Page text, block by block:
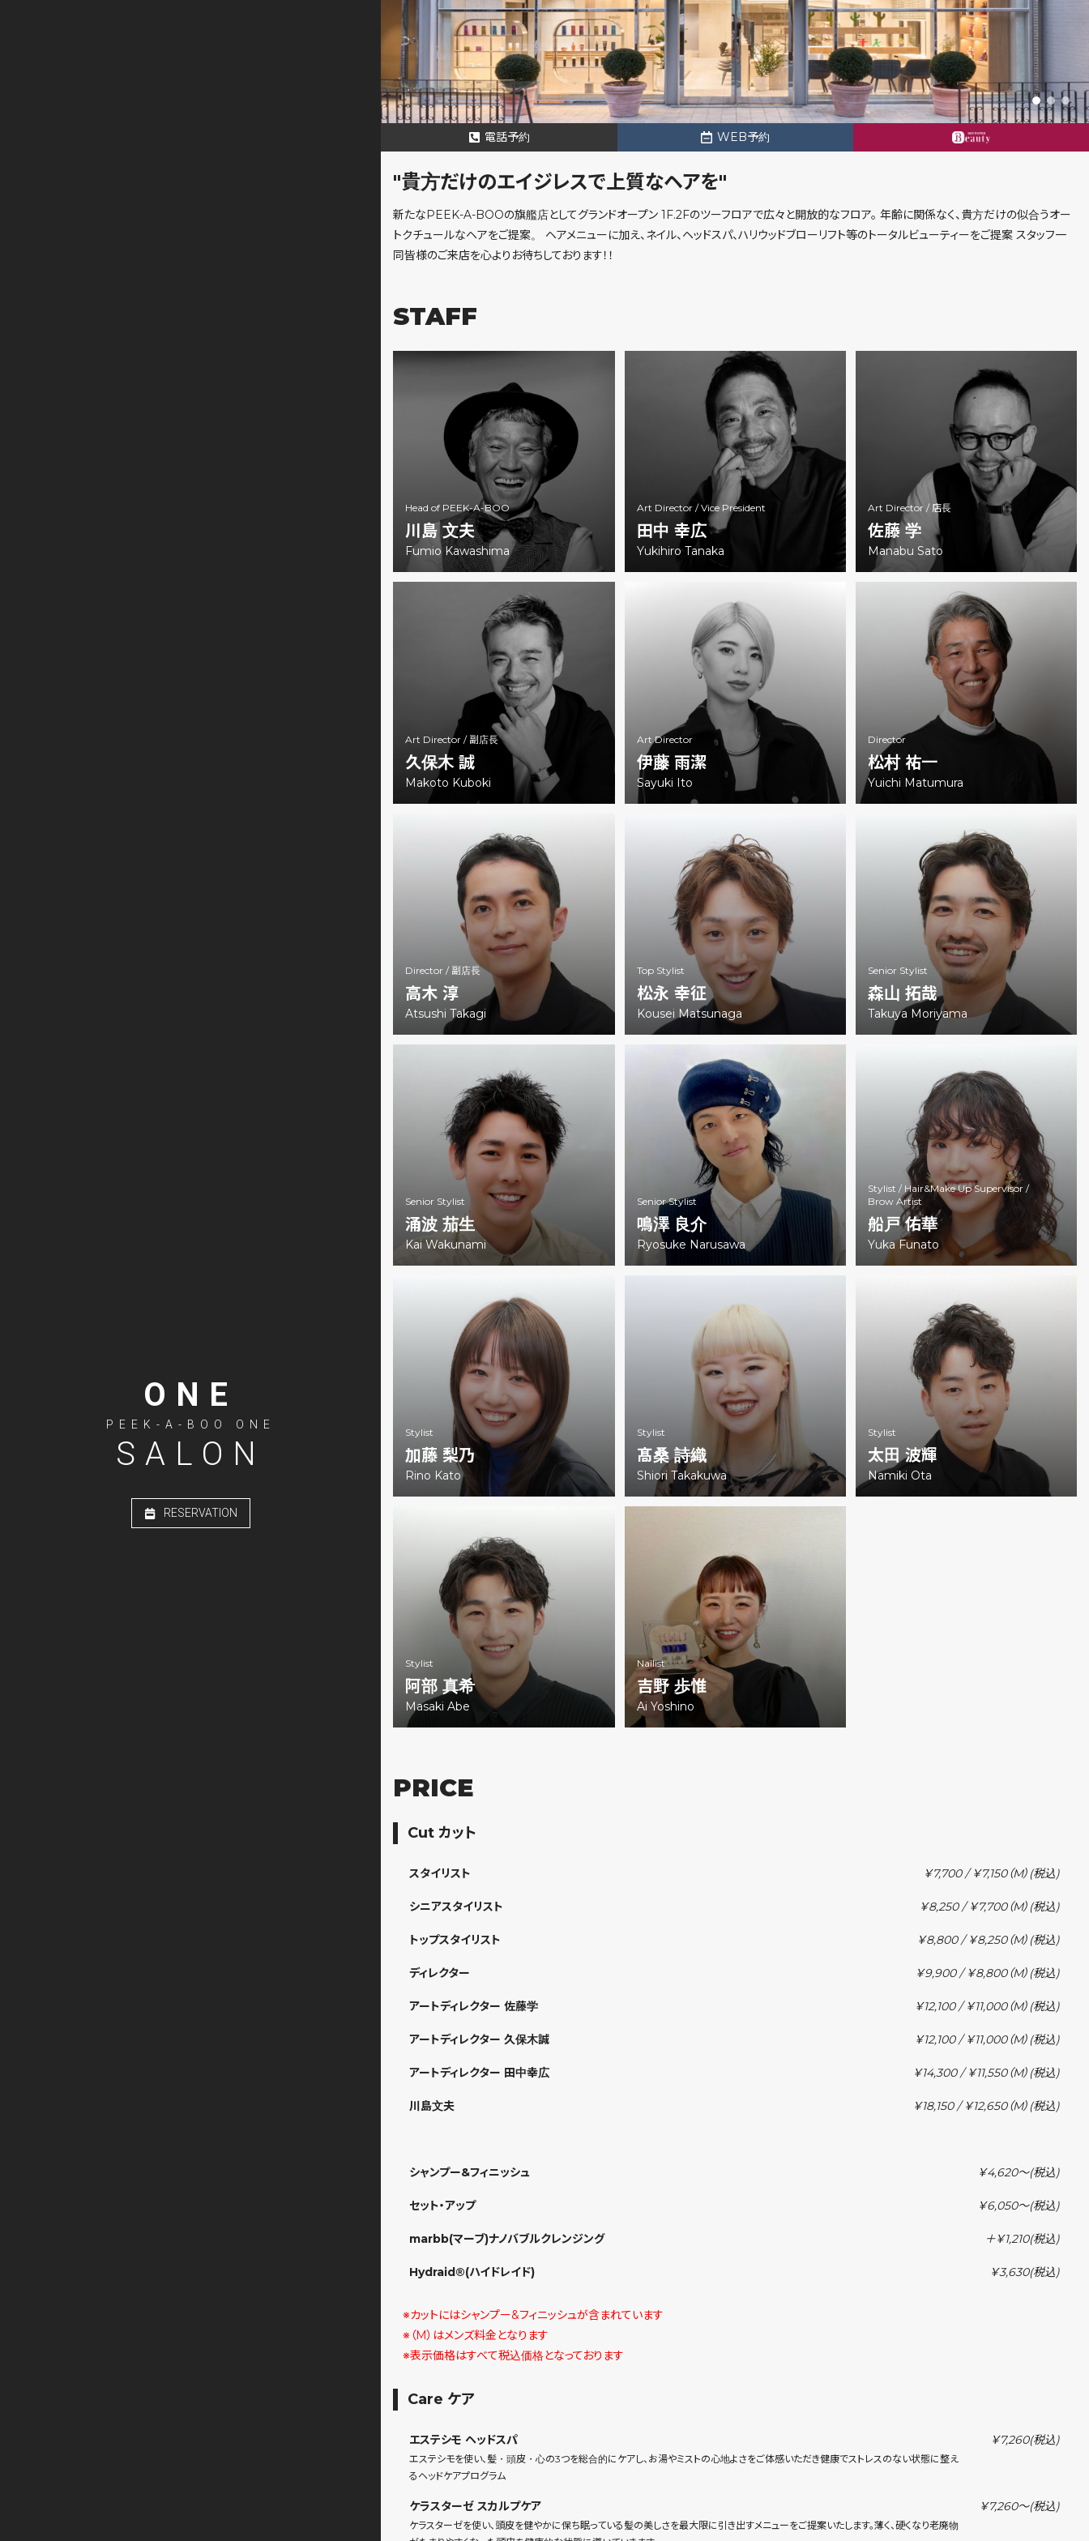
ONE
PEEK-A-BOO ONE
SALON
RESERVATION
電話予約 WEB予約
"貴方だけのエイジレスで上質なヘアを"
新たなPEEK-A-BOOの旗艦店としてグランドオープン 1F.2Fのツーフロアで広々と開放的なフロア。 年齢に関係なく、貴方だけの似合うオー
トクチュールなヘアをご提案。 ヘアメニューに加え、ネイル、ヘッドスパ、ハリウッドブローリフト等のトータルビューティーをご提案 スタッフ一
同皆様のご来店を心よりお待ちしております！！
STAFF
Head of PEEK-A-BOO
川島 文夫
Fumio Kawashima
Art Director /Vice President
田中 幸広
Yukihiro Tanaka
Art Director / 店長
佐藤 学
Manabu Sato
Art Director / 副店長
久保木 誠
Makoto Kuboki
Art Director
伊藤 雨潔
Sayuki Ito
Director
松村 祐一
Yuichi Matumura
Director / 副店長
高木 淳
Atsushi Takagi
Top Stylist
松永 幸征
Kousei Matsunaga
Senior Stylist
森山 拓哉
Takuya Moriyama
Senior Stylist
涌波 茄生
Kai Wakunami
Senior Stylist
鳴澤 良介
Ryosuke Narusawa
Stylist / Hair&Make Up Supervisor /
Brow Artist
船戸 佑華
Yuka Funato
Stylist
加藤 梨乃
Rino Kato
Stylist
髙桑 詩織
Shiori Takakuwa
Stylist
太田 波輝
Namiki Ota
Stylist
阿部 真希
Masaki Abe
Nailist
吉野 歩惟
Ai Yoshino
PRICE
Cut カット
スタイリスト ￥7,700 / ￥7,150（M） (税込)
シニアスタイリスト ￥8,250 / ￥7,700（M） (税込)
トップスタイリスト ￥8,800 / ￥8,250（M） (税込)
ディレクター ￥9,900 / ￥8,800（M） (税込)
アートディレクター 佐藤学 ￥12,100 / ￥11,000（M） (税込)
アートディレクター 久保木誠 ￥12,100 / ￥11,000（M） (税込)
アートディレクター 田中幸広 ￥14,300 / ￥11,550（M） (税込)
川島文夫 ￥18,150 / ￥12,650（M） (税込)
シャンプー&フィニッシュ ￥4,620〜(税込)
セット・アップ ￥6,050〜(税込)
marbb(マーブ)ナノバブルクレンジング ＋￥1,210(税込)
Hydraid®(ハイドレイド) ￥3,630(税込)
※カットにはシャンプー&フィニッシュが含まれています
※（M）はメンズ料金となります
※表示価格はすべて税込価格となっております
Care ケア
エステシモ ヘッドスパ
エステシモを使い、髪・頭皮・心の3つを総合的にケアし、お湯やミストの心地よさをご体感いただき健康でストレスのない状態に整え
るヘッドケアプログラム
￥7,260(税込)
ケラスターゼ スカルプケア
ケラスターゼを使い、頭皮を健やかに保ち眠っている髪の美しさを最大限に引き出すメニューをご提案いたします。薄く、硬くなり老廃物
￥7,260〜(税込)